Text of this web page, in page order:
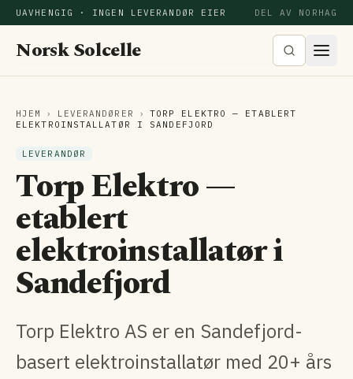
UAVHENGIG · INGEN LEVERANDØR EIER DEL AV NORHAG
Norsk Solcelle
HJEM › LEVERANDØRER ›
TORP ELEKTRO — ETABLERT
ELEKTROINSTALLATØR I SANDEFJORD
LEVERANDØR
Torp Elektro —
etablert
elektroinstallatør i
Sandefjord
Torp Elektro AS er en Sandefjord-
basert elektroinstallatør med 20+ års